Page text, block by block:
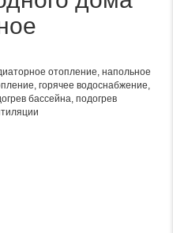
отопление, напольное
горячее водоснабжение,
бассейна, подогрев